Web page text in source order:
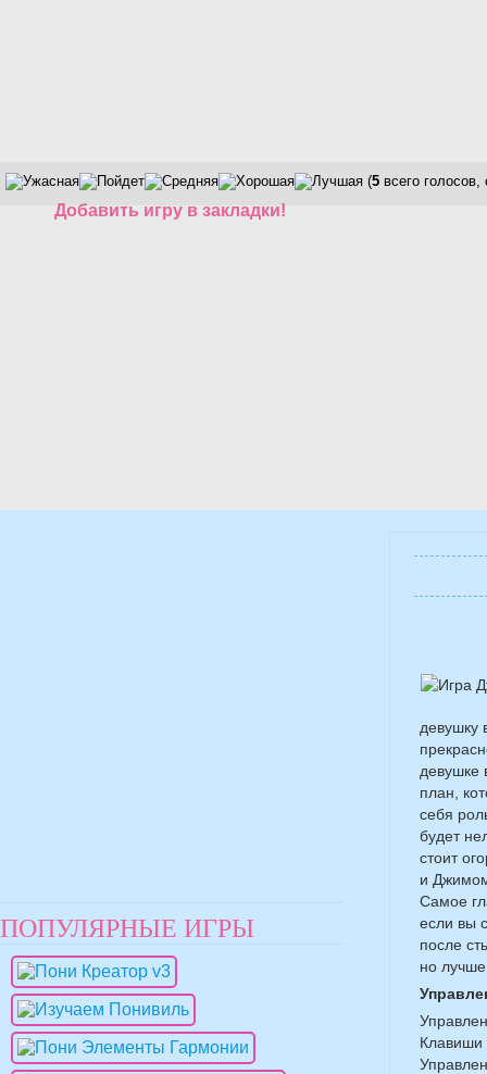
(5 всего
Добавить игру в закладки!
девушку
девушке
план,
себя
будет
стоит
и
Самое
если вы
после
но
Клавиши
ПОПУЛЯРНЫЕ ИГРЫ